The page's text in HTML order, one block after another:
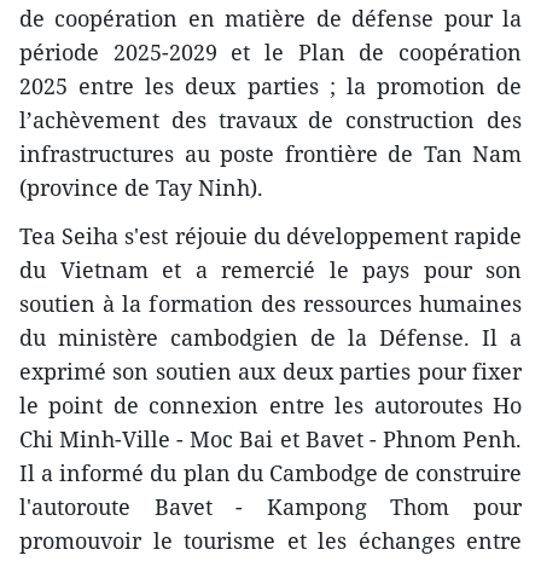
de coopération en matière de défense pour la
période 2025-2029 et le Plan de coopération
2025 entre les deux parties ; la promotion de
l’achèvement des travaux de construction des
infrastructures au poste frontière de Tan Nam
(province de Tay Ninh).
Tea Seiha s'est réjouie du développement rapide
du Vietnam et a remercié le pays pour son
soutien à la formation des ressources humaines
du ministère cambodgien de la Défense. Il a
exprimé son soutien aux deux parties pour fixer
le point de connexion entre les autoroutes Ho
Chi Minh-Ville - Moc Bai et Bavet - Phnom Penh.
Il a informé du plan du Cambodge de construire
l'autoroute Bavet - Kampong Thom pour
promouvoir le tourisme et les échanges entre